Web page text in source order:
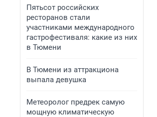
Пятьсот российских
ресторанов стали
участниками международного
гастрофестиваля: какие из них
в Тюмени
В Тюмени из аттракциона
выпала девушка
Метеоролог предрек самую
мощную климатическую